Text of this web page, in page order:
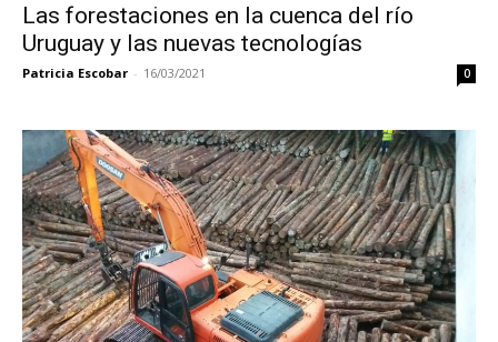
Las forestaciones en la cuenca del río
Uruguay y las nuevas tecnologías
Patricia Escobar - 16/03/2021 0